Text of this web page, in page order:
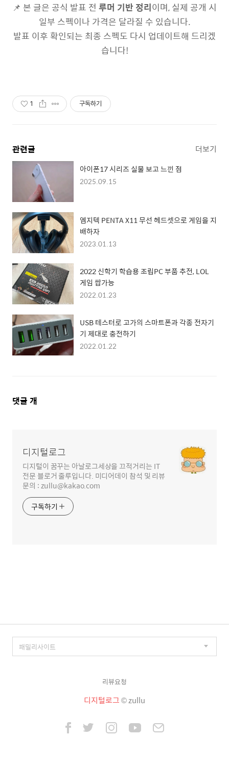
📌 본 글은 공식 발표 전 루머 기반 정리이며, 실제 공개 시
일부 스펙이나 가격은 달라질 수 있습니다.
발표 이후 확인되는 최종 스펙도 다시 업데이트해 드리겠
습니다!
1 구독하기
관련글 더보기
아이폰17 시리즈 실물 보고 느낀 점
2025.09.15
엠지텍 PENTA X11 무선 헤드셋으로 게임을 지
배하자
2023.01.13
2022 신학기 학습용 조립PC 부품 추전, LOL
게임 쌉가능
2022.01.23
USB 테스터로 고가의 스마트폰과 각종 전자기
기 제대로 충전하기
2022.01.22
댓
댓글 개
디지털로그
디지털이 꿈꾸는 아날로그세상을 끄적거리는 IT
전문 블로거 줄루입니다. 미디어데이 참석 및 리뷰
문의 : zullu@kakao.com
구독하기
리뷰요청
디지털로그© zullu